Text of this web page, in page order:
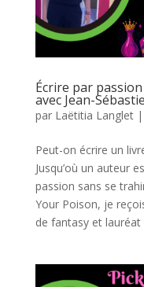
Écrire par
avec Jean-
par Laëtitia Langlet|
Peut-on écrire un
Jusqu’où un auteur
passion sans se
Your Poison, je
de fantasy et